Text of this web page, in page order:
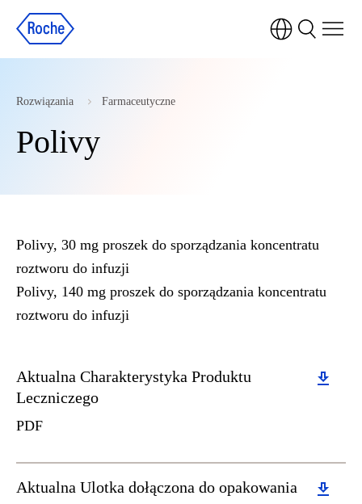
Rozwiązania Farmaceutyczne
Polivy
Polivy, 30 mg proszek do sporządzania koncentratu
roztworu do infuzji
Polivy, 140 mg proszek do sporządzania koncentratu
roztworu do infuzji
Download
Aktualna Charakterystyka Produktu
Leczniczego
PDF
Download
Aktualna Ulotka dołączona do opakowania